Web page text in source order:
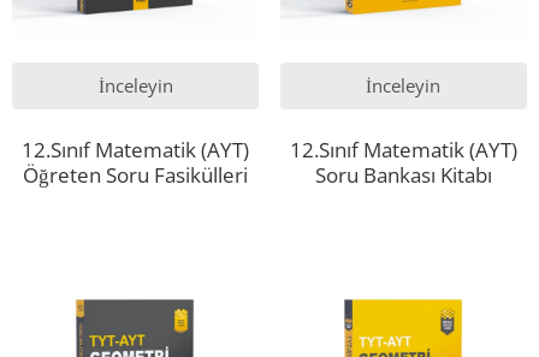
İnceleyin
12.Sınıf Matematik (AYT)
Öğreten Soru Fasikülleri
İnceleyin
12.Sınıf Matematik (AYT)
Soru Bankası Kitabı